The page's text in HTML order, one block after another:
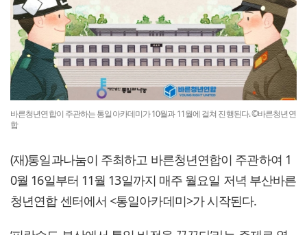
바른청년연합이 주관하는 통일아카데미가 10월과 11월에 걸쳐 진행된다. ©바른청년연
합
(재)통일과나눔이 주최하고 바른청년연합이 주관하여 1
0월 16일부터 11월 13일까지 매주 월요일 저녁 부산바른
청년연합 센터에서 <통일아카데미>가 시작된다.